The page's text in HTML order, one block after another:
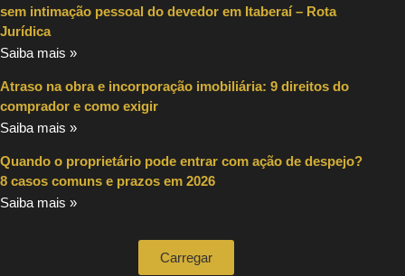
sem intimação pessoal do devedor em Itaberaí – Rota
Jurídica
Saiba mais »
Atraso na obra e incorporação imobiliária: 9 direitos do
comprador e como exigir
Saiba mais »
Quando o proprietário pode entrar com ação de despejo?
8 casos comuns e prazos em 2026
Saiba mais »
Carregar